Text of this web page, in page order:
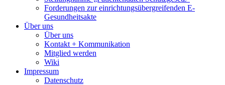
Forderungen zur einrichtungsübergreifenden E-
Gesundheitsakte
Über uns
Über uns
Kontakt + Kommunikation
Mitglied werden
Wiki
Impressum
Datenschutz